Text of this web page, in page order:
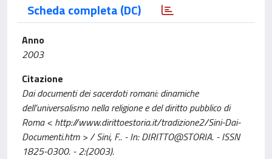
Scheda completa (DC)
Anno
2003
Citazione
Dai documenti dei sacerdoti romani: dinamiche
dell’universalismo nella religione e del diritto pubblico di
Roma < http://www.dirittoestoria.it/tradizione2/Sini-Dai-
Documenti.htm > / Sini, F.. - In: DIRITTO@STORIA. - ISSN
1825-0300. - 2:(2003).